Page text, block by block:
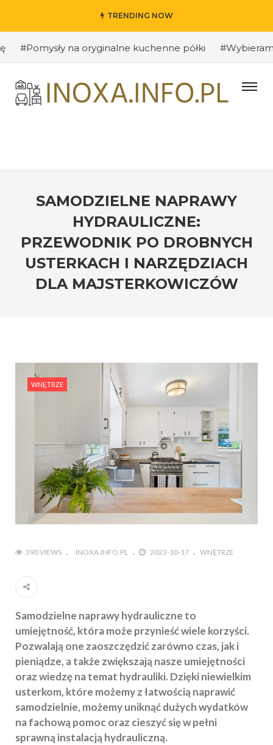
TRENDING NOW
na oryginalne kuchenne półki #Wybieramy
SAMODZIELNE NAPRAWY
HYDRAULICZNE:
PRZEWODNIK PO DROBNYCH
USTERKACH I NARZĘDZIACH
DLA MAJSTERKOWICZÓW
WNĘTRZE
390 VIEWS INOXA.INFO.PL 2023-10-17 WNĘTRZE
Samodzielne naprawy hydrauliczne to
umiejętność, która może przynieść wiele korzyści.
Pozwalają one zaoszczędzić zarówno czas, jak i
pieniądze, a także zwiększają nasze umiejętności
oraz wiedzę na temat hydrauliki. Dzięki niewielkim
usterkom, które możemy z łatwością naprawić
samodzielnie, możemy uniknąć dużych wydatków
na fachową pomoc oraz cieszyć się w pełni
sprawną instalacją hydrauliczną.